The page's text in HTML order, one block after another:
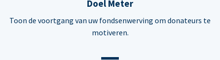
Doel Meter
Toon de voortgang van uw fondsenwerving om donateurs te
motiveren.